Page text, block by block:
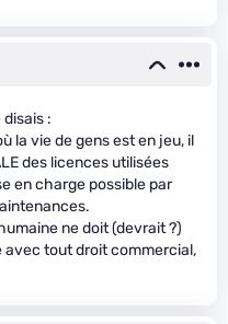
:
la vie de gens est en jeu, il
des licences utilisées
en charge possible par
ne doit (devrait ?)
tout droit commercial,